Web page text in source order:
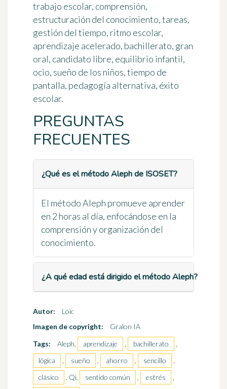
trabajo escolar, comprensión,
estructuración del conocimiento, tareas,
gestión del tiempo, ritmo escolar,
aprendizaje acelerado, bachillerato, gran
oral, candidato libre, equilibrio infantil,
ocio, sueño de los niños, tiempo de
pantalla, pedagogía alternativa, éxito
escolar.
PREGUNTAS
FRECUENTES
¿Qué es el método Aleph de ISOSET?
El método Aleph promueve aprender
en 2 horas al día, enfocándose en la
comprensión y organización del
conocimiento.
¿A qué edad está dirigido el método Aleph?
Autor:
Loïc
Imagen de copyright:
Gralon IA
Tags:
Aleph, aprendizaje , bachillerato
,
lógica
, sueño , ahorro , sencillo
,
clásico
, Qi, sentido común , estrés
,